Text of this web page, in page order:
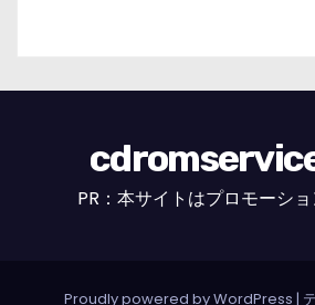
PR：本サイトはプロモーシ
Proudly powered by WordPress |